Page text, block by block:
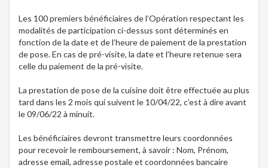
Les 100 premiers bénéficiaires de l’Opération respectant les
modalités de participation ci-dessus sont déterminés en
fonction de la date et de l’heure de paiement de la prestation
de pose. En cas de pré-visite, la date et l’heure retenue sera
celle du paiement de la pré-visite.
La prestation de pose de la cuisine doit être effectuée au plus
tard dans les 2 mois qui suivent le 10/04/22, c’est à dire avant
le 09/06/22 à minuit.
Les bénéficiaires devront transmettre leurs coordonnées
pour recevoir le remboursement, à savoir : Nom, Prénom,
adresse email, adresse postale et coordonnées bancaire